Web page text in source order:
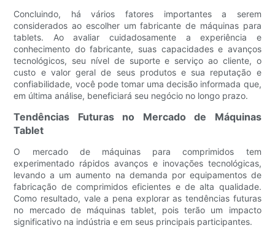
Concluindo, há vários fatores importantes a serem
considerados ao escolher um fabricante de máquinas para
tablets. Ao avaliar cuidadosamente a experiência e
conhecimento do fabricante, suas capacidades e avanços
tecnológicos, seu nível de suporte e serviço ao cliente, o
custo e valor geral de seus produtos e sua reputação e
confiabilidade, você pode tomar uma decisão informada que,
em última análise, beneficiará seu negócio no longo prazo.
Tendências Futuras no Mercado de Máquinas
Tablet
O mercado de máquinas para comprimidos tem
experimentado rápidos avanços e inovações tecnológicas,
levando a um aumento na demanda por equipamentos de
fabricação de comprimidos eficientes e de alta qualidade.
Como resultado, vale a pena explorar as tendências futuras
no mercado de máquinas tablet, pois terão um impacto
significativo na indústria e em seus principais participantes.